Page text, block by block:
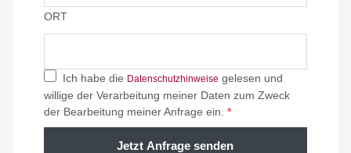
ORT
Ich habe die Datenschutzhinweise gelesen und
willige der Verarbeitung meiner Daten zum Zweck
der Bearbeitung meiner Anfrage ein. *
Jetzt Anfrage senden